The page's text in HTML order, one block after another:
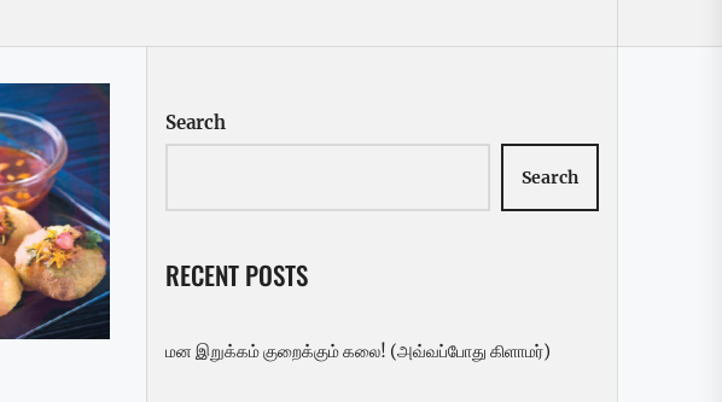
Search
Search
RECENT POSTS
மன இறுக்கம் குறைக்கும் கலை! (அவ்வப்போது கிளாமர்)